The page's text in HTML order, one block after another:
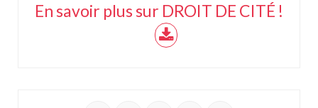
En savoir plus sur DROIT DE CITÉ !